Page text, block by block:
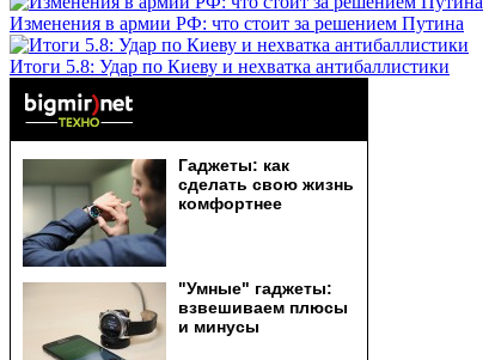
Изменения в армии РФ: что стоит за решением Путина
Итоги 5.8: Удар по Киеву и нехватка антибаллистики